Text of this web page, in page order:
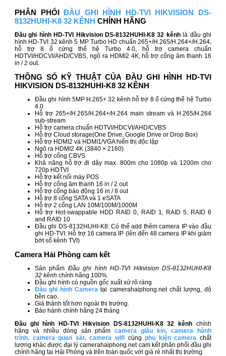
PHÂN PHỐIĐẦU GHI HÌNH HD-TVI HIKVISION DS-
8132HUHI-K8 32 KÊNH CHÍNH HÃNG
Đầu ghi hình HD-TVI Hikvision DS-8132HUHI-K8 32 kênhlà đầu ghi
hình HD-TVI 32 kênh 5 MP Turbo HD chuẩn 265+/H.265/H.264+/H.264,
hỗ trợ 8 ổ cứng thế hệ Turbo 4.0, hỗ trợ camera chuẩn
HDTVI/HDCVI/AHD/CVBS, ngõ ra HDMI2 4K, hỗ trợ cổng âm thanh 16
in / 2 out.
THÔNG SỐ KỸ THUẬT CỦA ĐẦU GHI HÌNH HD-TVI
HIKVISION DS-8132HUHI-K8 32 KÊNH
Đầu ghi hình 5MP H.265+ 32 kênh hỗ trợ 8 ổ cứng thế hệ Turbo
4.0
Hỗ trợ 265+/H.265/H.264+/H.264 main stream và H.265/H.264
sub-stream
Hỗ trợ camera chuẩn HDTVI/HDCVI/AHD/CVBS
Hỗ trợ Cloud storage(One Drive, Google Drive or Drop Box)
Hỗ trợ HDMI2 và HDMI1/VGA hiển thị độc lập
Ngõ ra HDMI2 4K (3840 × 2160)
Hỗ trợ cổng CBVS
Khả năng hỗ trợ đi dây max. 800m cho 1080p và 1200m cho
720p HDTVI
Hỗ trợ kết nối máy POS
Hỗ trợ cổng âm thanh 16 in / 2 out
Hỗ trợ cổng báo động 16 in / 8 out
Hỗ trợ 8 cổng SATA và 1 eSATA
Hỗ trợ 2 cổng LAN 10M/100M/1000M
Hỗ trợ Hot-swappable HDD RAID 0, RAID 1, RAID 5, RAID 6
and RAID 10
Đầu ghi DS-8132HUHI-K8: Có thể add thêm camera IP vào đầu
ghi HD-TVI: Hỗ trợ 16 camera IP (lên đến 48 camera IP khi giảm
bớt số kênh TVI)
Camera Hải Phòng cam kết
Sản phẩm Đầu ghi hình HD-TVI Hikvision DS-8132HUHI-K8
32 kênh chính hãng 100%.
Đầu ghi hình có nguồn gốc xuất xứ rõ ràng
Đầu ghi hình Camera tại camerahaiphong.net chất lượng, độ
bền cao.
Giá thành tốt hơn ngoài thị trường.
Bảo hành chính hãng 24 tháng
Đầu ghi hình HD-TVI Hikvision DS-8132HUHI-K8 32​ kênh chính
hãng và nhiều dòng sản phẩmcamera giấu kín,camera hành
trình, camera quan sát,camera wifi cùngphụ kiện camera chất
lượng khác được đại lý camerahaiphong.net cam kết phân phối đầu ghi
chính hãng tại Hải Phòng và trên toàn quốc với giá rẻ nhất thị trường.